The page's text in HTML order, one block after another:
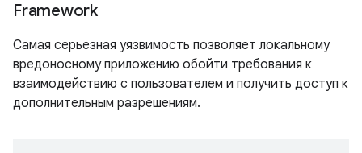
Framework
Самая серьезная уязвимость позволяет локальному
вредоносному приложению обойти требования к
взаимодействию с пользователем и получить доступ к
дополнительным разрешениям.